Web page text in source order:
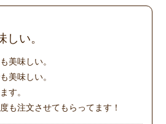
しい。
美味しい。
美味しい。
す。
も注文させてもらってます！